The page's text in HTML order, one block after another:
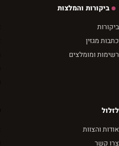
ביקורות והמלצות
ביקורות
כתבות מגזין
רשימות ומומלצים
לזלול
אודות והצוות
צרו קשר